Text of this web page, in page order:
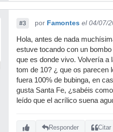
#3 por Famontes el 04/07/
Hola, antes de nada
estuve tocando con un
que es donde vivo. Volvería a
tom de 10? ¿ que os parecen
fuera 100% de bubinga, en
gusta Santa Fe, ¿sabéis
leído que el acrílico suena
Responder Citar